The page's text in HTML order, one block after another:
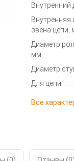
Внутренний
Внутренняя
звена цепи,
Диаметр
мм
Диаметр
Для цепи
Все